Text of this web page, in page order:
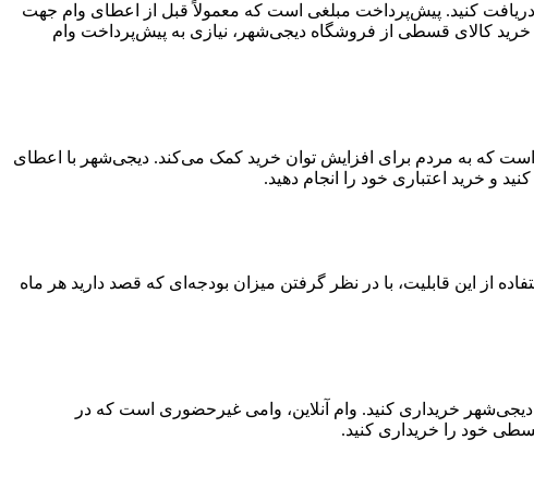
دریافت کنید. پیش‌پرداخت مبلغی است که معمولاً قبل از اعطای وام جهت
کالای قسطی از فروشگاه دیجی‌شهر، نیازی به پیش‌پرداخت وام
سقف خرید قسطی ۳۰۰ میلیون تومانی خدمتی از دیجی‌شهر است که به مردم برای افزایش توان خرید کمک می‌کند. دیجی‌شهر با اعطای
با استفاده از این قابلیت، با در نظر گرفتن میزان بودجه‌ای که قصد دارید هر ماه
خریداری کنید. وام آنلاین، وامی غیرحضوری است که در
خود را خریداری کنید.